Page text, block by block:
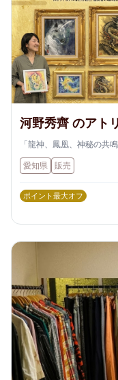
河野秀齊 のアト
法】
「龍神、鳳凰、神秘の共
愛知県 販売
ポイント最大オフ